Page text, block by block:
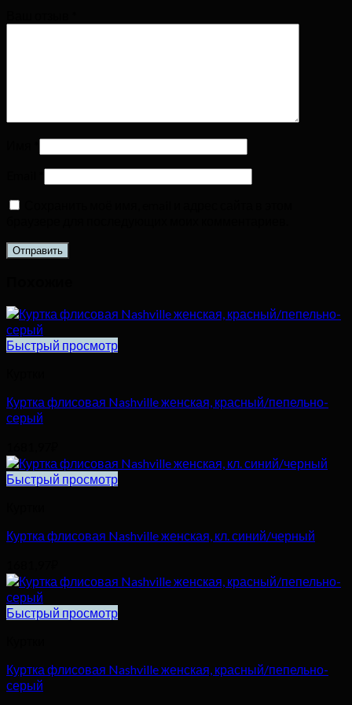
Быстрый просмотр
Куртка флисовая Nashville женская, красный/пепельно-
серый
Быстрый просмотр
Куртка флисовая Nashville женская, кл. синий/черный
Быстрый просмотр
Куртка флисовая Nashville женская, красный/пепельно-
серый